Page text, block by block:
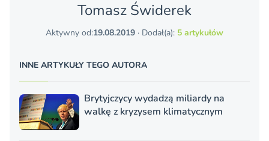
Tomasz Świderek
Aktywny od:19.08.2019 · Dodał(a): 5 artykułów
INNE ARTYKUŁY TEGO AUTORA
Brytyjczycy wydadzą miliardy na
walkę z kryzysem klimatycznym